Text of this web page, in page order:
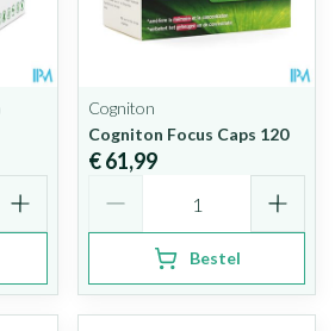
Cogniton
Cogniton Focus Caps 120
€ 61,99
Bestel